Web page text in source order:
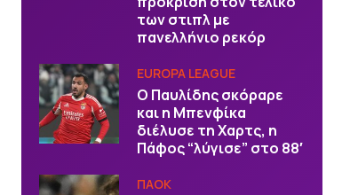
των στιπλ με
πανελλήνιο ρεκόρ
EUROPA LEAGUE
Ο Παυλίδης σκόραρε
και η Μπενφίκα
διέλυσε τη Χαρτς, η
Πάφος “λύγισε” στο 88′
ΠΑΟΚ